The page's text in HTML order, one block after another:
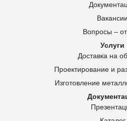
Вакансии
Вопросы –
Услуги
Доставка на
Проектирование и
Изготовление